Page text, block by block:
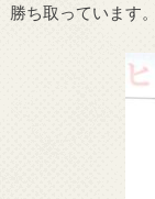
勝ち取っています。